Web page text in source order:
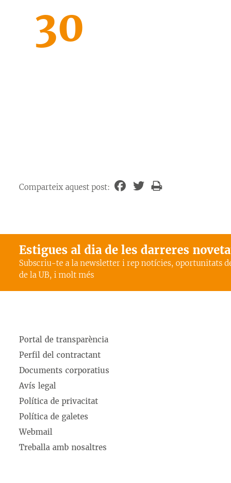
30
Comparteix aquest post:
Estigues al dia de les darreres
Subscriu-te a la newsletter i rep notícies, oportunitats
de la UB, i molt més
Portal de transparència
Perfil del contractant
Documents corporatius
Avís legal
Política de privacitat
Política de galetes
Webmail
Treballa amb nosaltres